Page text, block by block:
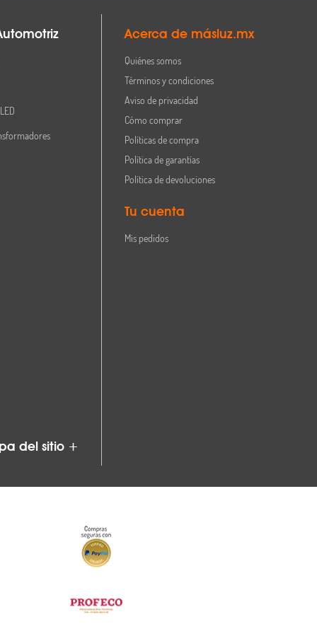
del sitio +
Acerca de másluz.mx
Quiénes somos
Términos y condiciones
Aviso de privacidad
Cómo comprar
Políticas de compra
Política de garantías
Política de devoluciones
Tu cuenta
Mis pedidos